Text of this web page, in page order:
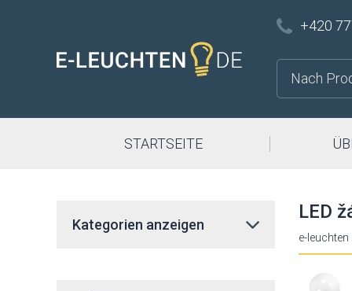
+420
STARTSEITE
LED
e-leuchten
Kategorien anzeigen